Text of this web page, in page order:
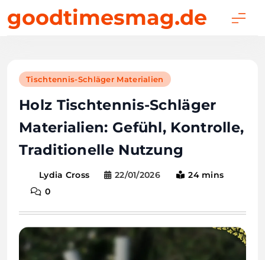
togoodtimesmag.de
Tischtennis-Schläger Materialien
Holz Tischtennis-Schläger
Materialien: Gefühl, Kontrolle,
Traditionelle Nutzung
Lydia Cross 22/01/2026
24 mins
0